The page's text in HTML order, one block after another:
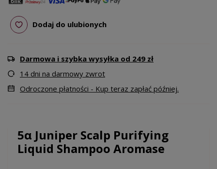
Dodaj do ulubionych
Darmowa i szybka wysyłka od 249 zł
14 dni na darmowy zwrot
Odroczone płatności - Kup teraz zapłać później.
5α Juniper Scalp Purifying
Liquid Shampoo Aromase